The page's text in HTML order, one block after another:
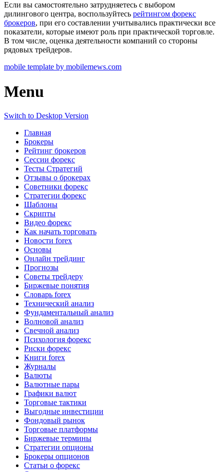
Если вы самостоятельно затрудняетесь с выбором
дилингового центра, воспользуйтесь рейтингом форекс
брокеров, при его составлении учитывались практически все
показатели, которые имеют роль при практической торговле.
В том числе, оценка деятельности компаний со стороны
рядовых трейдеров.
mobile template by mobilemews.com
Menu
Switch to Desktop Version
Главная
Брокеры
Рейтинг брокеров
Сессии форекс
Тесты Стратегий
Отзывы о брокерах
Советники форекс
Стратегии форекс
Шаблоны
Скрипты
Видео форекс
Как начать торговать
Новости forex
Основы
Онлайн трейдинг
Прогнозы
Советы трейдеру
Биржевые понятия
Словарь forex
Технический анализ
Фундаментальный анализ
Волновой анализ
Свечной анализ
Психология форекс
Риски форекс
Книги forex
Журналы
Валюты
Валютные пары
Графики валют
Торговые тактики
Выгодные инвестиции
Фондовый рынок
Торговые платформы
Биржевые термины
Стратегии опционы
Брокеры опционов
Статьи о форекс